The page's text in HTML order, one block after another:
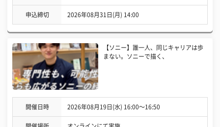
申込締切 2026年08月31日(月) 14:00
【ソニー】誰一人、同じキャリアは歩
まない。ソニーで描く、
開催日時 2026年08月19日(水) 16:00〜16:50